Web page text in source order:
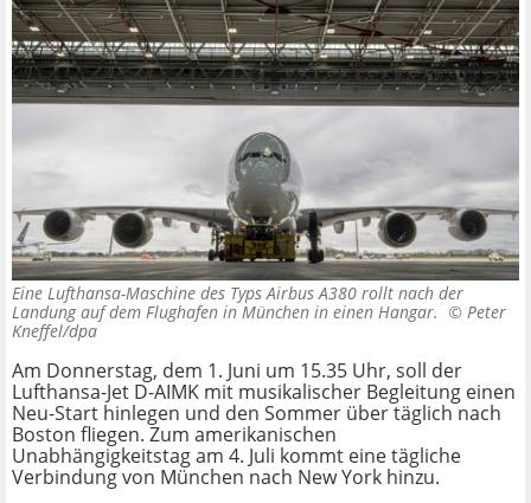
Eine Lufthansa-Maschine des Typs Airbus A380 rollt nach der
Landung auf dem Flughafen in München in einen Hangar. © Peter
Kneffel/dpa
Am Donnerstag, dem 1. Juni um 15.35 Uhr, soll der
Lufthansa-Jet D-AIMK mit musikalischer Begleitung einen
Neu-Start hinlegen und den Sommer über täglich nach
Boston fliegen. Zum amerikanischen
Unabhängigkeitstag am 4. Juli kommt eine tägliche
Verbindung von München nach New York hinzu.